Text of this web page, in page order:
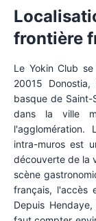
frontière
Le Yokin Club
20015
basque de
dans la ville
intra-muros est
découverte de la
scène
français, l'accès
Depuis